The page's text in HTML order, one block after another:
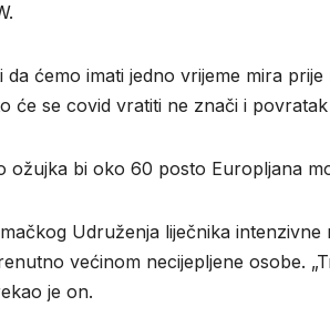
ćemo imati jedno vrijeme mira
će se covid vratiti ne znači i povratak
ožujka bi oko 60 posto Europljana
Udruženja liječnika intenzivne
većinom necijepljene osobe.
je on.